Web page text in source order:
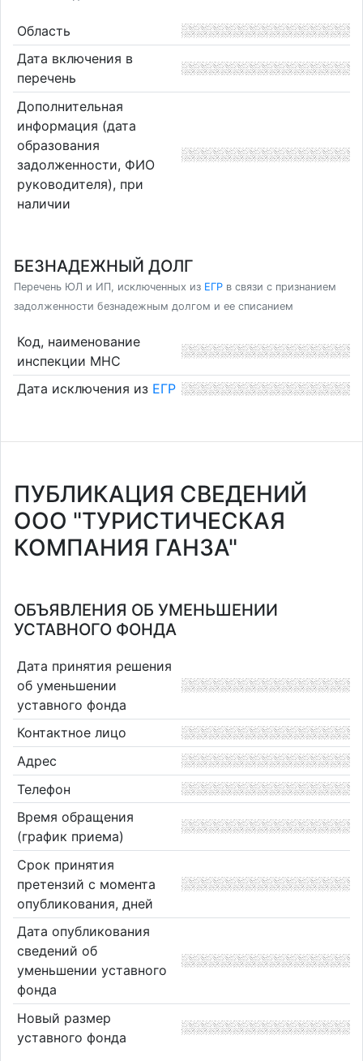
Область
Дата включения в
перечень
Дополнительная
информация (дата
образования
задолженности, ФИО
руководителя), при
наличии
БЕЗНАДЕЖНЫЙ ДОЛГ
Перечень ЮЛ и ИП, исключенных из ЕГР в связи с признанием
задолженности безнадежным долгом и ее списанием
Код, наименование
инспекции МНС
Дата исключения из ЕГР
ПУБЛИКАЦИЯ СВЕДЕНИЙ
ООО "ТУРИСТИЧЕСКАЯ
КОМПАНИЯ ГАНЗА"
ОБЪЯВЛЕНИЯ ОБ УМЕНЬШЕНИИ
УСТАВНОГО ФОНДА
Дата принятия решения
об уменьшении
уставного фонда
Контактное лицо
Адрес
Телефон
Время обращения
(график приема)
Срок принятия
претензий с момента
опубликования, дней
Дата опубликования
сведений об
уменьшении уставного
фонда
Новый размер
уставного фонда